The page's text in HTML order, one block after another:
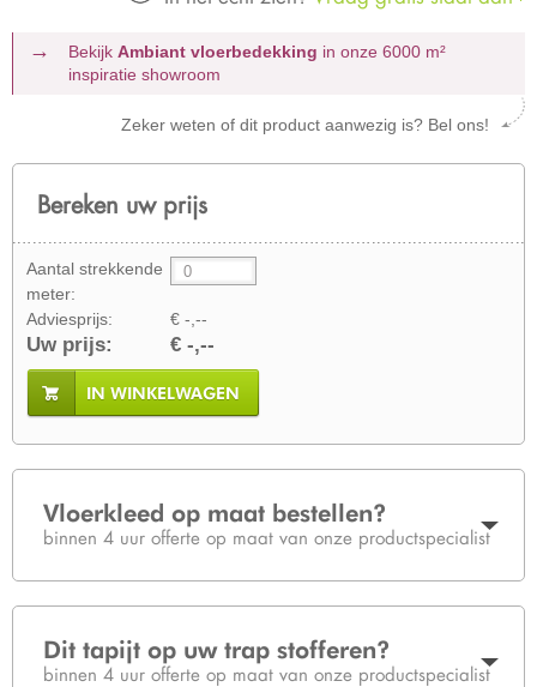
Bekijk Ambiant vloerbedekking in onze 6000 m²
inspiratie showroom
Zeker weten of dit product aanwezig is? Bel ons!
Bereken uw prijs
Aantal strekkende
meter:
Adviesprijs:
€ -,--
Uw prijs: € -,--
IN WINKELWAGEN
Vloerkleed op maat bestellen?
binnen 4 uur offerte op maat van onze productspecialist
Dit tapijt op uw trap stofferen?
binnen 4 uur offerte op maat van onze productspecialist